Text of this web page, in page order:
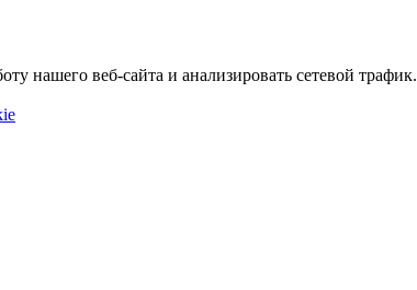
нашего веб-сайта и анализировать сетевой трафик.